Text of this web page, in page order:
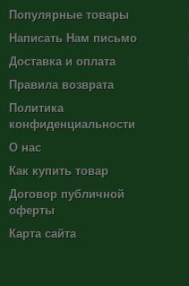
Популярные товары
Написать Нам письмо
Доставка и оплата
Правила возврата
Политика
конфиденциальности
О нас
Как купить товар
Договор публичной
оферты
Карта сайта